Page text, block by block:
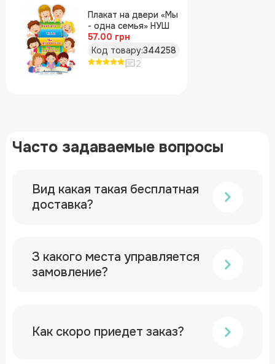
Плакат на двери «Мы
- одна семья» НУШ
57.00 грн
Код товару:344258
2
Часто задаваемые вопросы
Вид какая такая бесплатная
доставка?
З какого места управляется
замовление?
Как скоро приедет заказ?